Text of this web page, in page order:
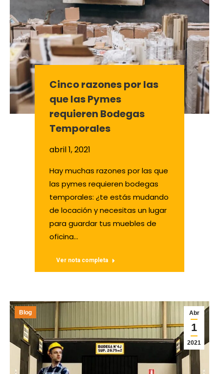
Cinco razones por las
que las Pymes
requieren Bodegas
Temporales
abril 1, 2021
Hay muchas razones por las que
las pymes requieren bodegas
temporales: ¿te estás mudando
de locación y necesitas un lugar
para guardar tus muebles de
oficina…
Ver nota completa
Abr
1
2021
Blog